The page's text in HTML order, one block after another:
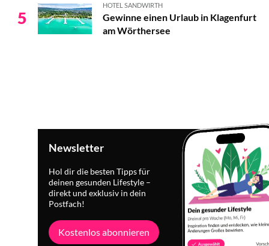
5
HOTEL SANDWIRTH
Gewinne einen Urlaub in Klagenfurt
am Wörthersee
Newsletter
Hol dir die besten Tipps für
deinen gesunden Lifestyle –
direkt und exklusiv in dein
Postfach!
Kostenlos abonnieren